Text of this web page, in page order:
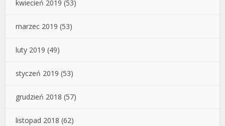
kwiecień 2019 (53)
marzec 2019 (53)
luty 2019 (49)
styczeń 2019 (53)
grudzień 2018 (57)
listopad 2018 (62)